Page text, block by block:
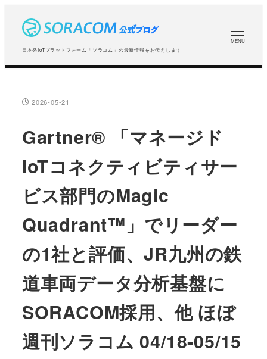
コ
日本発IoTプラットフォーム「ソラコム」の最新情報をお伝えします
MENU
投稿日
2026-05-21
Gartner® 「マネージド
IoTコネクティビティサー
ビス部門のMagic
Quadrant™」でリーダー
の1社と評価、JR九州の鉄
道車両データ分析基盤に
SORACOM採用、他 ほぼ
週刊ソラコム 04/18-05/15